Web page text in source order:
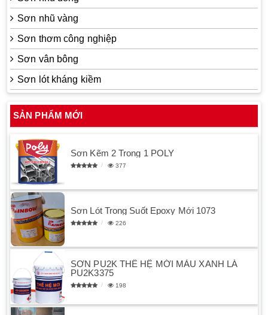
Sơn nhũ vàng
Sơn thơm công nghiệp
Sơn vân bông
Sơn lót kháng kiềm
SẢN PHẨM MỚI
Sơn Kẽm 2 Trong 1 POLY
377
Sơn Lót Trong Suốt Epoxy Mới 1073
226
SƠN PU2K THẾ HỆ MỚI MÀU XANH LÁ
PU2K3375
198